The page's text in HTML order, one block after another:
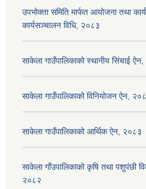
उपभोक्ता समिति मार्फत आयोजना तथा
कार्यसञ्चालन विधि, २०८३
साकेला गाउँपालिकाको स्थानीय सिंचाई
साकेला गाउँपालिकाको विनियोजन ऐन,
साकेला गाउँपालिकाको आर्थिक ऐन, २०८३
साकेला गाँउपालिकाको कृषि तथा पशुपंछी
२०८२